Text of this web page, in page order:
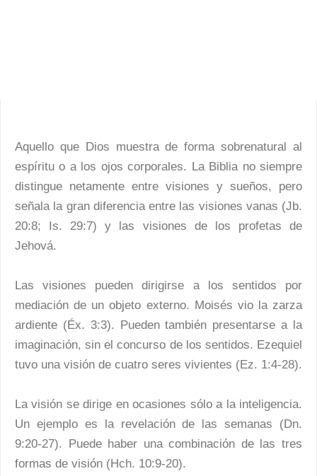
Aquello que Dios muestra de forma sobrenatural al
espíritu o a los ojos corporales. La Biblia no siempre
distingue netamente entre visiones y sueños, pero
señala la gran diferencia entre las visiones vanas (Jb.
20:8; Is. 29:7) y las visiones de los profetas de
Jehová.
Las visiones pueden dirigirse a los sentidos por
mediación de un objeto externo. Moisés vio la zarza
ardiente (Éx. 3:3). Pueden también presentarse a la
imaginación, sin el concurso de los sentidos. Ezequiel
tuvo una visión de cuatro seres vivientes (Ez. 1:4-28).
La visión se dirige en ocasiones sólo a la inteligencia.
Un ejemplo es la revelación de las semanas (Dn.
9:20-27). Puede haber una combinación de las tres
formas de visión (Hch. 10:9-20).